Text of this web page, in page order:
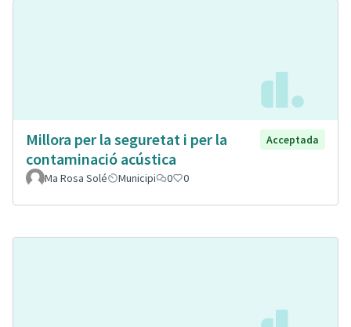
Millora per la seguretat i per la
contaminació acústica
Acceptada
Ma Rosa Solé Municipi 0 0